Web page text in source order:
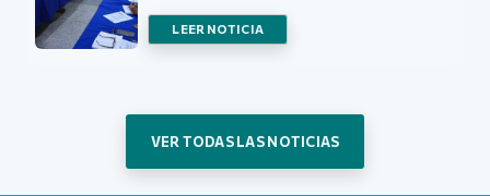
LEER NOTICIA
VER TODAS LAS NOTICIAS